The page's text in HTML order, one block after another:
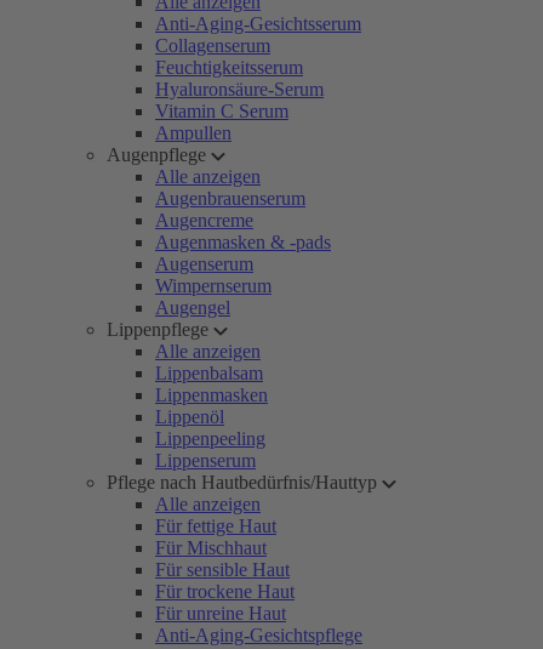
Anti-Aging-Gesichtsserum
Collagenserum
Feuchtigkeitsserum
Hyaluronsäure-Serum
Vitamin C Serum
Ampullen
Augenpflege
Alle anzeigen
Augenbrauenserum
Augencreme
Augenmasken & -pads
Augenserum
Wimpernserum
Augengel
Lippenpflege
Alle anzeigen
Lippenbalsam
Lippenmasken
Lippenöl
Lippenpeeling
Lippenserum
Pflege nach Hautbedürfnis/Hauttyp
Alle anzeigen
Für fettige Haut
Für Mischhaut
Für sensible Haut
Für trockene Haut
Für unreine Haut
Anti-Aging-Gesichtspflege